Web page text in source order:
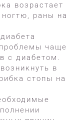
возрастает
раны на
чаще
с диабетом.
в
стопы на